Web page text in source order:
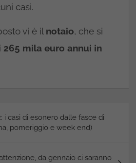
casi.
vi è il notaio, che si
265 mila euro annui in
i casi di esonero dalle fasce di
pomeriggio e week end)
da gennaio ci saranno